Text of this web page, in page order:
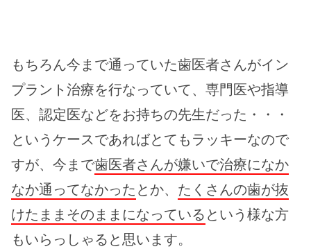
もちろん今まで通っていた歯医者さんがイン
プラント治療を行なっていて、専門医や指導
医、認定医などをお持ちの先生だった・・・
というケースであればとてもラッキーなので
すが、今まで歯医者さんが嫌いで治療になか
なか通ってなかったとか、 たくさんの歯が抜
けたままそのままになっているという様な方
もいらっしゃると思います。